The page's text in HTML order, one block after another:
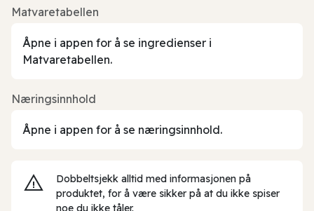
Matvaretabellen
Åpne i appen for å se ingredienser i
Matvaretabellen.
Næringsinnhold
Åpne i appen for å se næringsinnhold.
Dobbeltsjekk alltid med informasjonen på
produktet, for å være sikker på at du ikke spiser
noe du ikke tåler.